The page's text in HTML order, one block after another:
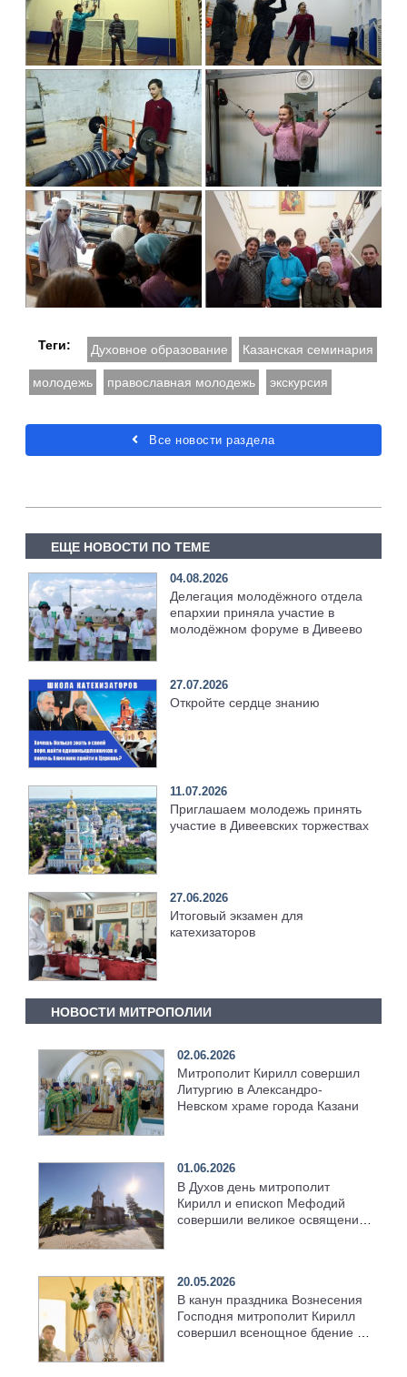
Теги: Духовное образование Казанская семинария
молодежь православная молодежь экскурсия
Все новости раздела
ЕЩЕ НОВОСТИ ПО ТЕМЕ
04.08.2026
Делегация молодёжного отдела
епархии приняла участие в
молодёжном форуме в Дивеево
27.07.2026
Откройте сердце знанию
11.07.2026
Приглашаем молодежь принять
участие в Дивеевских торжествах
27.06.2026
Итоговый экзамен для
катехизаторов
НОВОСТИ МИТРОПОЛИИ
02.06.2026
Митрополит Кирилл совершил
Литургию в Александро-
Невском храме города Казани
01.06.2026
В Духов день митрополит
Кирилл и епископ Мефодий
совершили великое освящение
20.05.2026
В канун праздника Вознесения
Господня митрополит Кирилл
совершил всенощное бдение в